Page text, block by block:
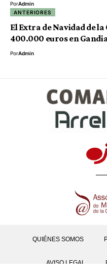
PorAdmin
ANTERIORES
El Extra de Navidad de
400.000 euros en
PorAdmin
QUIÉNES SOMOS
AVISO LEGAL